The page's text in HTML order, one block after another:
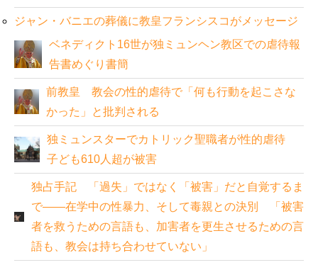
ジャン・バニエの葬儀に教皇フランシスコがメッセージ
ベネディクト16世が独ミュンヘン教区での虐待報
告書めぐり書簡
前教皇 教会の性的虐待で「何も行動を起こさな
かった」と批判される
独ミュンスターでカトリック聖職者が性的虐待
子ども610人超が被害
独占手記 「過失」ではなく「被害」だと自覚するま
で――在学中の性暴力、そして毒親との決別 「被害
者を救うための言語も、加害者を更生させるための言
語も、教会は持ち合わせていない」